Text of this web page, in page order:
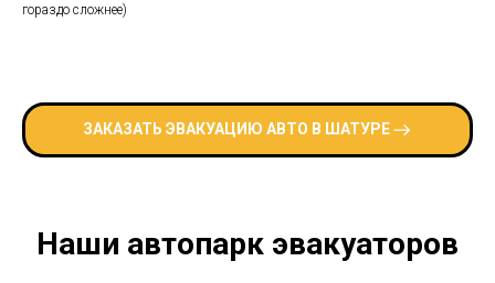
гораздо сложнее)
ЗАКАЗАТЬ ЭВАКУАЦИЮ АВТО В ШАТУРЕ
Наши автопарк эвакуаторов